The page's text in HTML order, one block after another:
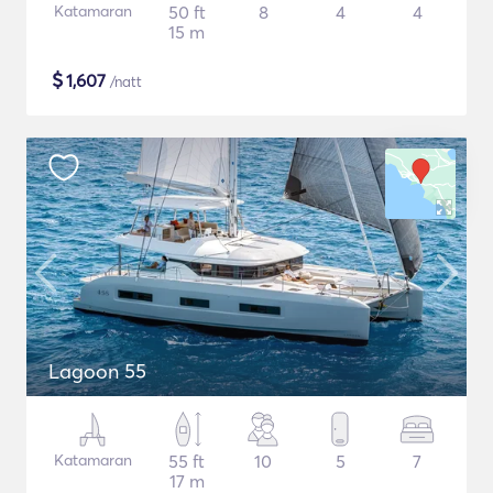
Katamaran
50 ft
15 m
8 4 4
$1,607 /natt
Lagoon 55
Katamaran
55 ft
17 m
10 5 7